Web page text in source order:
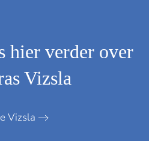
hier verder over
Vizsla
Vizsla